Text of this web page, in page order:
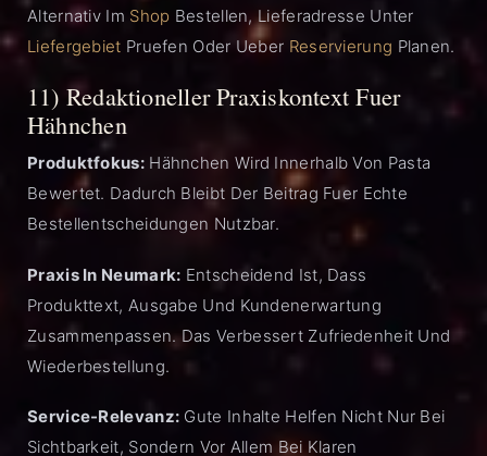
Alternativ Im Shop Bestellen, Lieferadresse Unter
Liefergebiet Pruefen Oder Ueber Reservierung Planen.
11) Redaktioneller Praxiskontext Fuer
Hähnchen
Produktfokus:Hähnchen Wird Innerhalb Von Pasta
Bewertet. Dadurch Bleibt Der Beitrag Fuer Echte
Bestellentscheidungen Nutzbar.
Praxis In Neumark: Entscheidend Ist, Dass
Produkttext, Ausgabe Und Kundenerwartung
Zusammenpassen. Das Verbessert Zufriedenheit Und
Wiederbestellung.
Service-Relevanz: Gute Inhalte Helfen Nicht Nur Bei
Sichtbarkeit, Sondern Vor Allem Bei Klaren